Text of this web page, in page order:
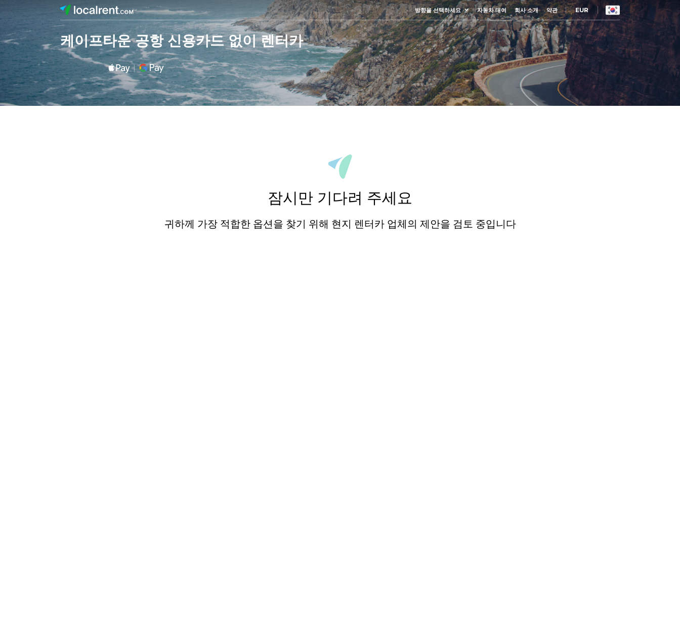
방향을 선택하세요 자동차 대여 회사 소개 약관 EUR
케이프타운 공항 신용카드 없이 렌터카
잠시만 기다려 주세요
귀하께 가장 적합한 옵션을 찾기 위해 현지 렌터카 업체의 제안을 검토 중입니다